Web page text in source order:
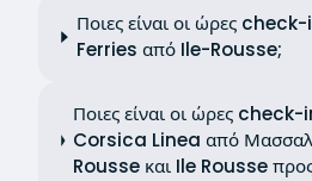
Ποιες είναι οι ώρες
Ferries από Ile-Rousse;
Ποιες είναι οι ώρες check-
Corsica Linea από
Rousse και Ile Rousse